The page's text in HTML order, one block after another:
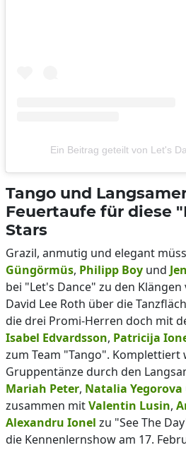
Ein Beitrag geteilt von Let's
Tango und
Feuertaufe für diese
Stars
Grazil, anmutig und elegant
Güngörmüs, Philipp Boy und
bei "Let's Dance" zu den
David Lee Roth über die
die drei Promi-Herren doch mit
Isabel Edvardsson, Patricija
zum Team "Tango". Komplettiert
Gruppentänze durch den
Mariah Peter, Natalia Yegorova
zusammen mitValentin Lusin,
Alexandru Ionel zu "See The
die Kennenlernshow am 17.